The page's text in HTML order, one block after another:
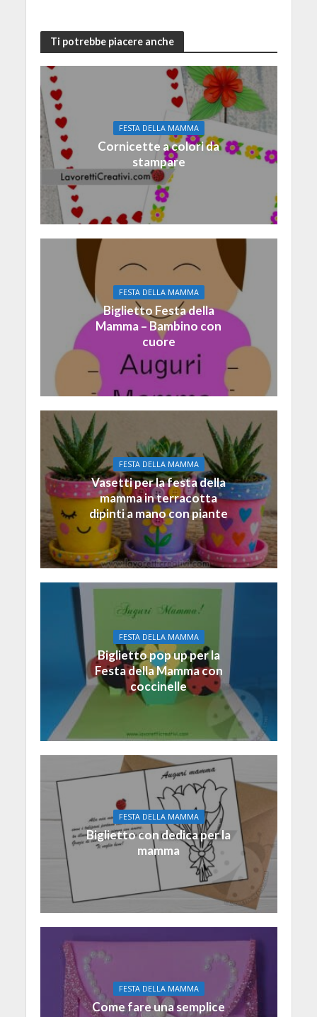
Ti potrebbe piacere anche
FESTA DELLA MAMMA
Cornicette a colori da
stampare
FESTA DELLA MAMMA
Biglietto Festa della
Mamma – Bambino con
cuore
FESTA DELLA MAMMA
Vasetti per la festa della
mamma in terracotta
dipinti a mano con piante
FESTA DELLA MAMMA
Biglietto pop up per la
Festa della Mamma con
coccinelle
FESTA DELLA MAMMA
Biglietto con dedica per la
mamma
FESTA DELLA MAMMA
Come fare una semplice